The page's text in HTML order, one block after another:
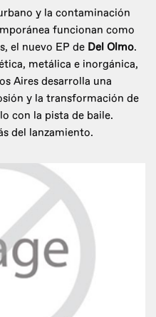
y la contaminación
funcionan como
el nuevo EP de Del Olmo.
metálica e inorgánica,
Aires desarrolla una
y la transformación de
con la pista de baile.
del lanzamiento.